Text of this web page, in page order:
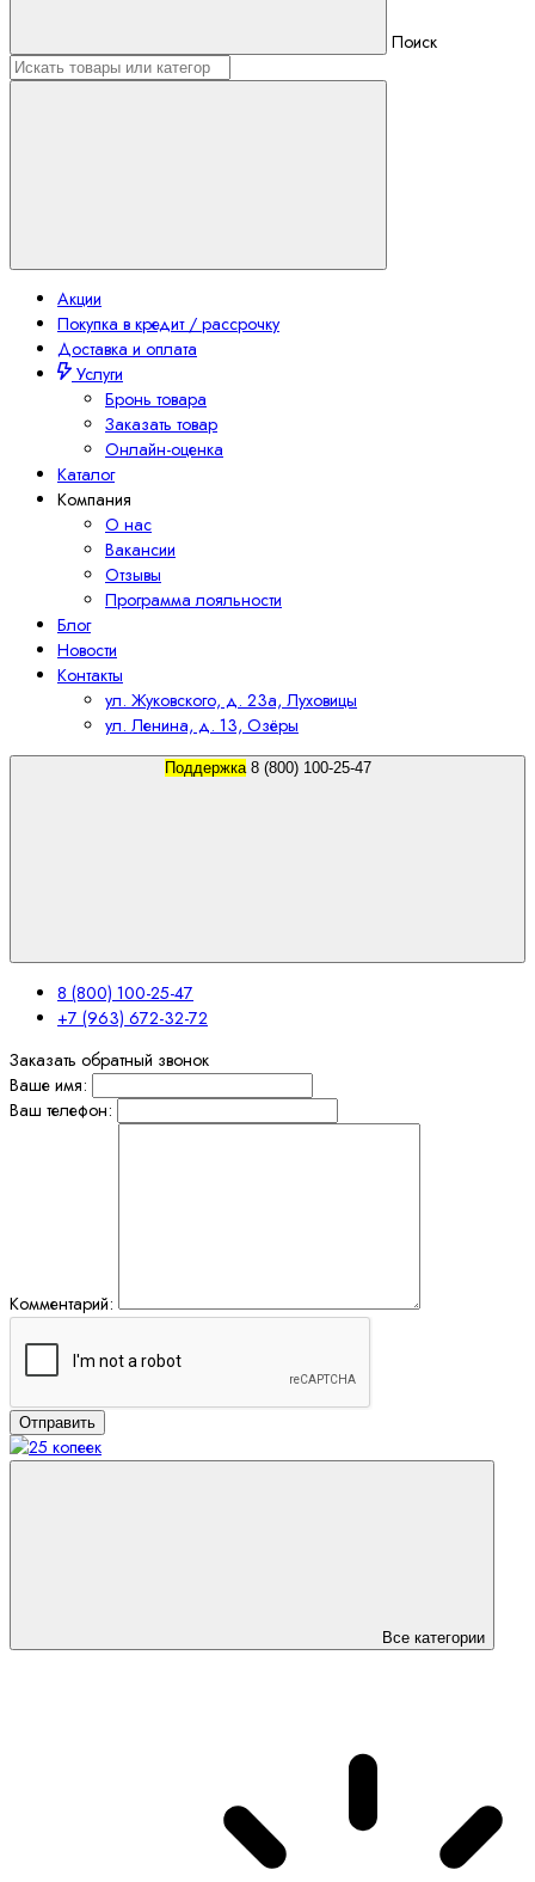
Поиск
Акции
Покупка в кредит / рассрочку
Доставка и оплата
Услуги
Бронь товара
Заказать товар
Онлайн-оценка
Каталог
Компания
О нас
Вакансии
Отзывы
Программа лояльности
Блог
Новости
Контакты
ул. Жуковского, д. 23а, Луховицы
ул. Ленина, д. 13, Озёры
Поддержка 8 (800) 100-25-47
8 (800) 100-25-47
+7 (963) 672-32-72
Заказать обратный звонок
Ваше имя:
Ваш телефон:
Комментарий:
Отправить
Все категории